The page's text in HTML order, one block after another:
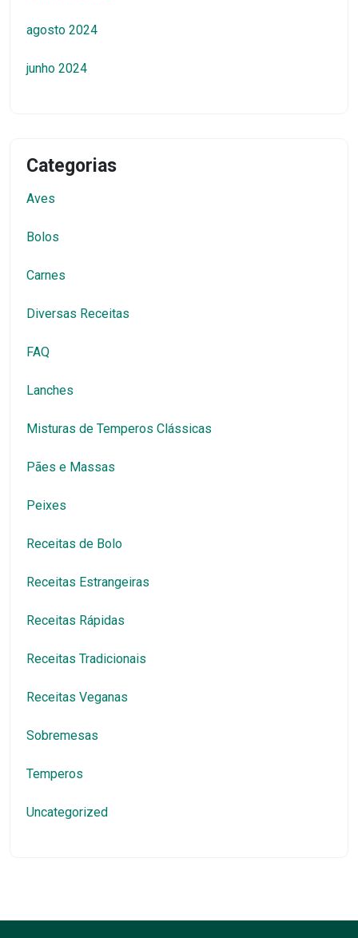
agosto 2024
junho 2024
Categorias
Aves
Bolos
Carnes
Diversas Receitas
FAQ
Lanches
Misturas de Temperos Clássicas
Pães e Massas
Peixes
Receitas de Bolo
Receitas Estrangeiras
Receitas Rápidas
Receitas Tradicionais
Receitas Veganas
Sobremesas
Temperos
Uncategorized